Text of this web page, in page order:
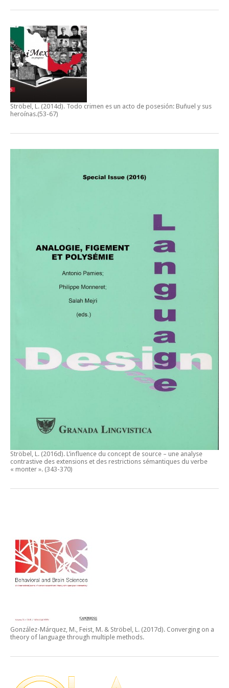
Ströbel, L. (2014d). Todo crimen es un acto de posesión: Buñuel y sus
heroínas.(53-67)
Ströbel, L. (2016d). L’influence du concept de source – une analyse
contrastive des extensions et des restrictions sémantiques du verbe
« monter ». (343-370)
González-Márquez, M., Feist, M. & Ströbel, L. (2017d). Converging on a
theory of language through multiple methods.